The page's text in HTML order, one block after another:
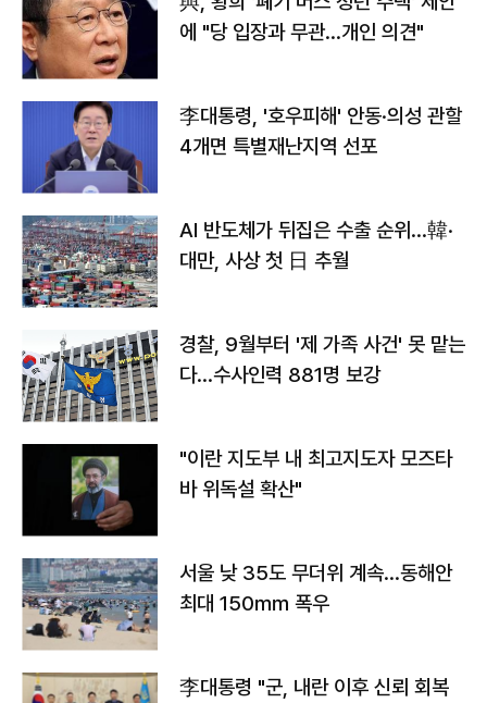
에 "당 입장과 무관…개인 의견"
李대통령, '호우피해' 안동·의성 관할
4개면 특별재난지역 선포
AI 반도체가 뒤집은 수출 순위…韓·
대만, 사상 첫 日 추월
경찰, 9월부터 '제 가족 사건' 못 맡는
다…수사인력 881명 보강
"이란 지도부 내 최고지도자 모즈타
바 위독설 확산"
서울 낮 35도 무더위 계속…동해안
최대 150㎜ 폭우
李대통령 "군, 내란 이후 신뢰 회복